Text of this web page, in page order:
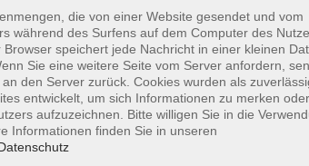
die von einer Website gesendet und vom
während des Surfens auf dem Computer des
speichert jede Nachricht in einer kleinen
Sie eine weitere Seite vom Server anfordern,
den Server zurück. Cookies wurden als
entwickelt, um sich Informationen zu merken
aufzuzeichnen. Bitte willigen Sie in die
Informationen finden Sie in unseren